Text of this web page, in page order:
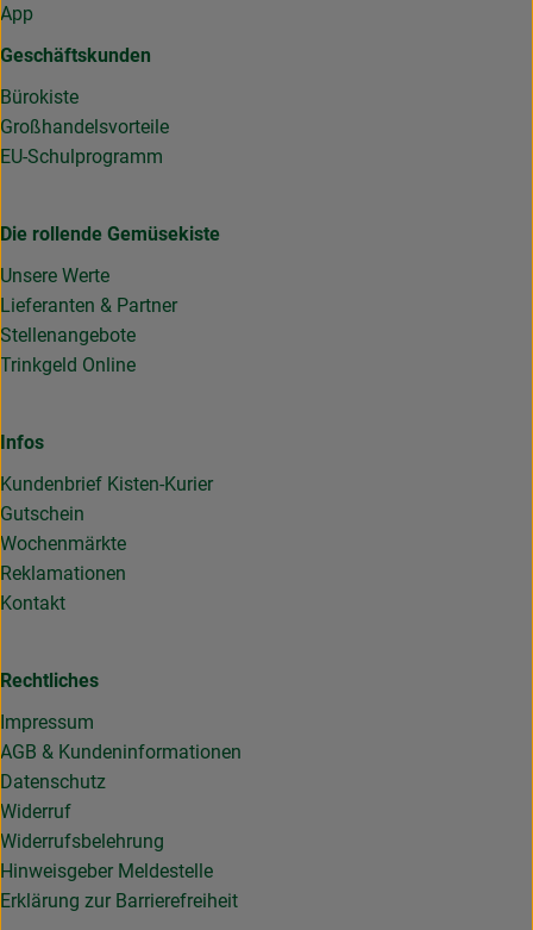
App
Geschäftskunden
Bürokiste
Großhandelsvorteile
EU-Schulprogramm
Die rollende Gemüsekiste
Unsere Werte
Lieferanten & Partner
Stellenangebote
Trinkgeld Online
Infos
Kundenbrief Kisten-Kurier
Gutschein
Wochenmärkte
Reklamationen
Kontakt
Rechtliches
Impressum
AGB & Kundeninformationen
Datenschutz
Widerruf
Widerrufsbelehrung
Hinweisgeber Meldestelle
Erklärung zur Barrierefreiheit